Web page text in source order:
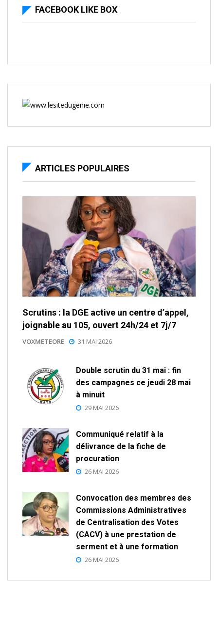
FACEBOOK LIKE BOX
ARTICLES POPULAIRES
Scrutins : la DGE active un centre d’appel,
joignable au 105, ouvert 24h/24 et 7j/7
VOXMETEORE 31 MAI 2026
Double scrutin du 31 mai : fin
des campagnes ce jeudi 28 mai
à minuit
29 MAI 2026
Communiqué relatif à la
délivrance de la fiche de
procuration
26 MAI 2026
Convocation des membres des
Commissions Administratives
de Centralisation des Votes
(CACV) à une prestation de
serment et à une formation
26 MAI 2026